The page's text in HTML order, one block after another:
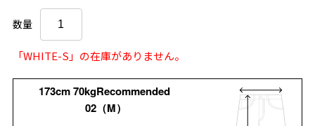
数量
「WHITE-S」の在庫がありません。
173cm 70kgRecommended
02（M）